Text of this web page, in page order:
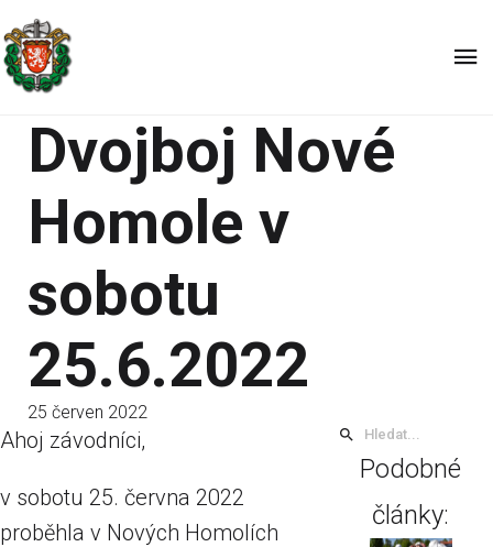
Dvojboj Nové
Homole v
sobotu
25.6.2022
25 červen 2022
Ahoj závodníci,
v sobotu 25. června 2022
proběhla v Nových Homolích
Podobné
články: